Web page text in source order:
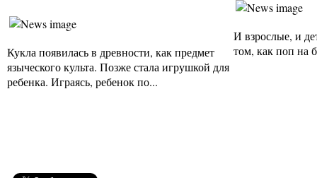
Кукла появилась в древности, как предмет
языческого культа. Позже стала игрушкой для
ребенка. Играясь, ребенок по...
И взрослые, и
том, как поп на